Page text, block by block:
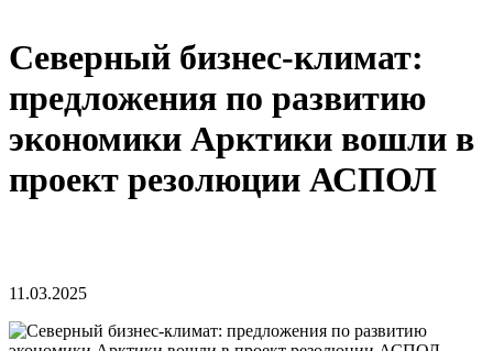
Северный бизнес-климат:
предложения по развитию
экономики Арктики вошли в
проект резолюции АСПОЛ
11.03.2025